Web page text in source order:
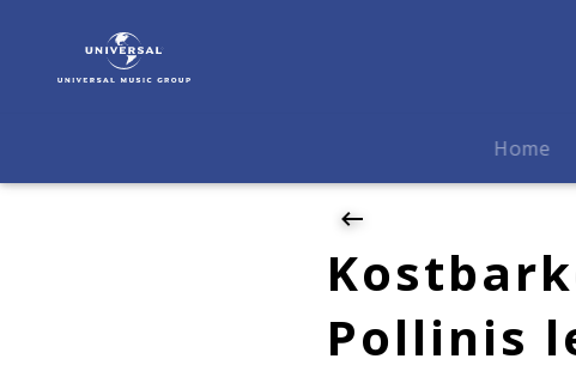
von
Home
Pollinis